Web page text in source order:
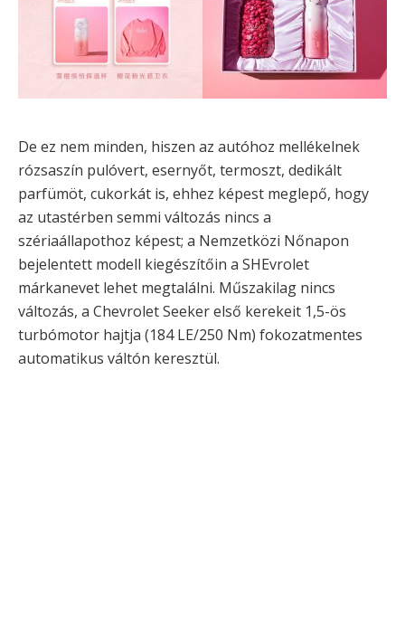
De ez nem minden, hiszen az autóhoz mellékelnek
rózsaszín pulóvert, esernyőt, termoszt, dedikált
parfümöt, cukorkát is, ehhez képest meglepő, hogy
az utastérben semmi változás nincs a
szériaállapothoz képest; a Nemzetközi Nőnapon
bejelentett modell kiegészítőin a SHEvrolet
márkanevet lehet megtalálni. Műszakilag nincs
változás, a Chevrolet Seeker első kerekeit 1,5-ös
turbómotor hajtja (184 LE/250 Nm) fokozatmentes
automatikus váltón keresztül.